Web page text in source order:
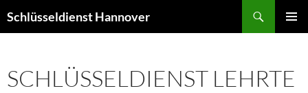
Inhalt
Schlüsseldienst Hannover
SCHLÜSSELDIENST LEHRTE